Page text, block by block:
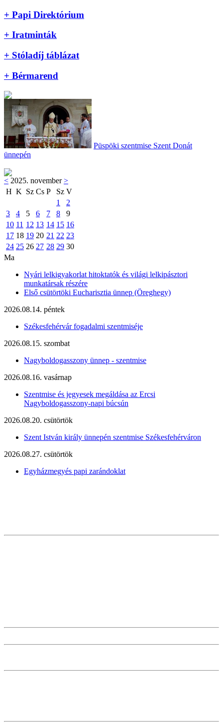
+ Papi Direktórium
+ Iratminták
+ Stóladíj táblázat
+ Bérmarend
Püspöki szentmise Szent Donát
ünnepén
< 2025. november>
H K Sz Cs P Sz V
1
2
3
4 5 6 7 8
9
10 11 12 13 14 15 16
17 18 19 20 21 22 23
24 25 26 27 28 29 30
Ma
Nyári lelkigyakorlat hitoktatók és világi lelkipásztori
munkatársak részére
Első csütörtöki Eucharisztia ünnep (Öreghegy)
2026.08.14. péntek
Székesfehérvár fogadalmi szentmiséje
2026.08.15. szombat
Nagyboldogasszony ünnep - szentmise
2026.08.16. vasárnap
Szentmise és jegyesek megáldása az Ercsi
Nagyboldogasszony-napi búcsún
2026.08.20. csütörtök
Szent István király ünnepén szentmise Székesfehérváron
2026.08.27. csütörtök
Egyházmegyés papi zarándoklat